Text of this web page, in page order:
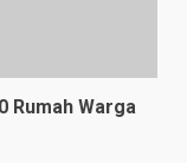
Rumah Warga